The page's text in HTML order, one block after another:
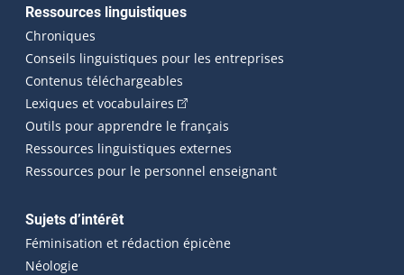
Ressources linguistiques
Chroniques
Conseils linguistiques pour les entreprises
Contenus téléchargeables
Lexiques et vocabulaires (Cet hyperlien externe s'ouvrira
Outils pour apprendre le français
Ressources linguistiques externes
Ressources pour le personnel enseignant
Sujets d’intérêt
Féminisation et rédaction épicène
Néologie